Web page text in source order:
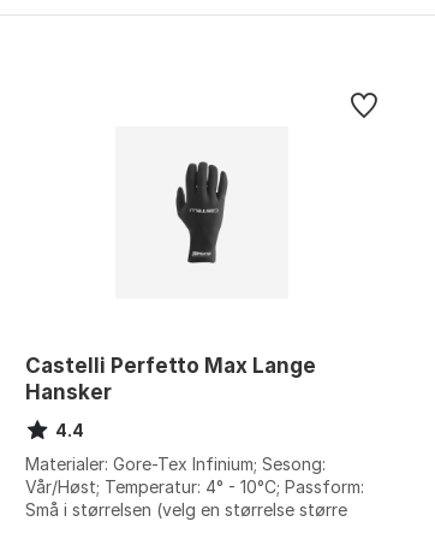
Castelli Perfetto Max Lange
Hansker
4.4
Materialer: Gore-Tex Infinium; Sesong:
Vår/Høst; Temperatur: 4° - 10°C; Passform:
Små i størrelsen (velg en størrelse større